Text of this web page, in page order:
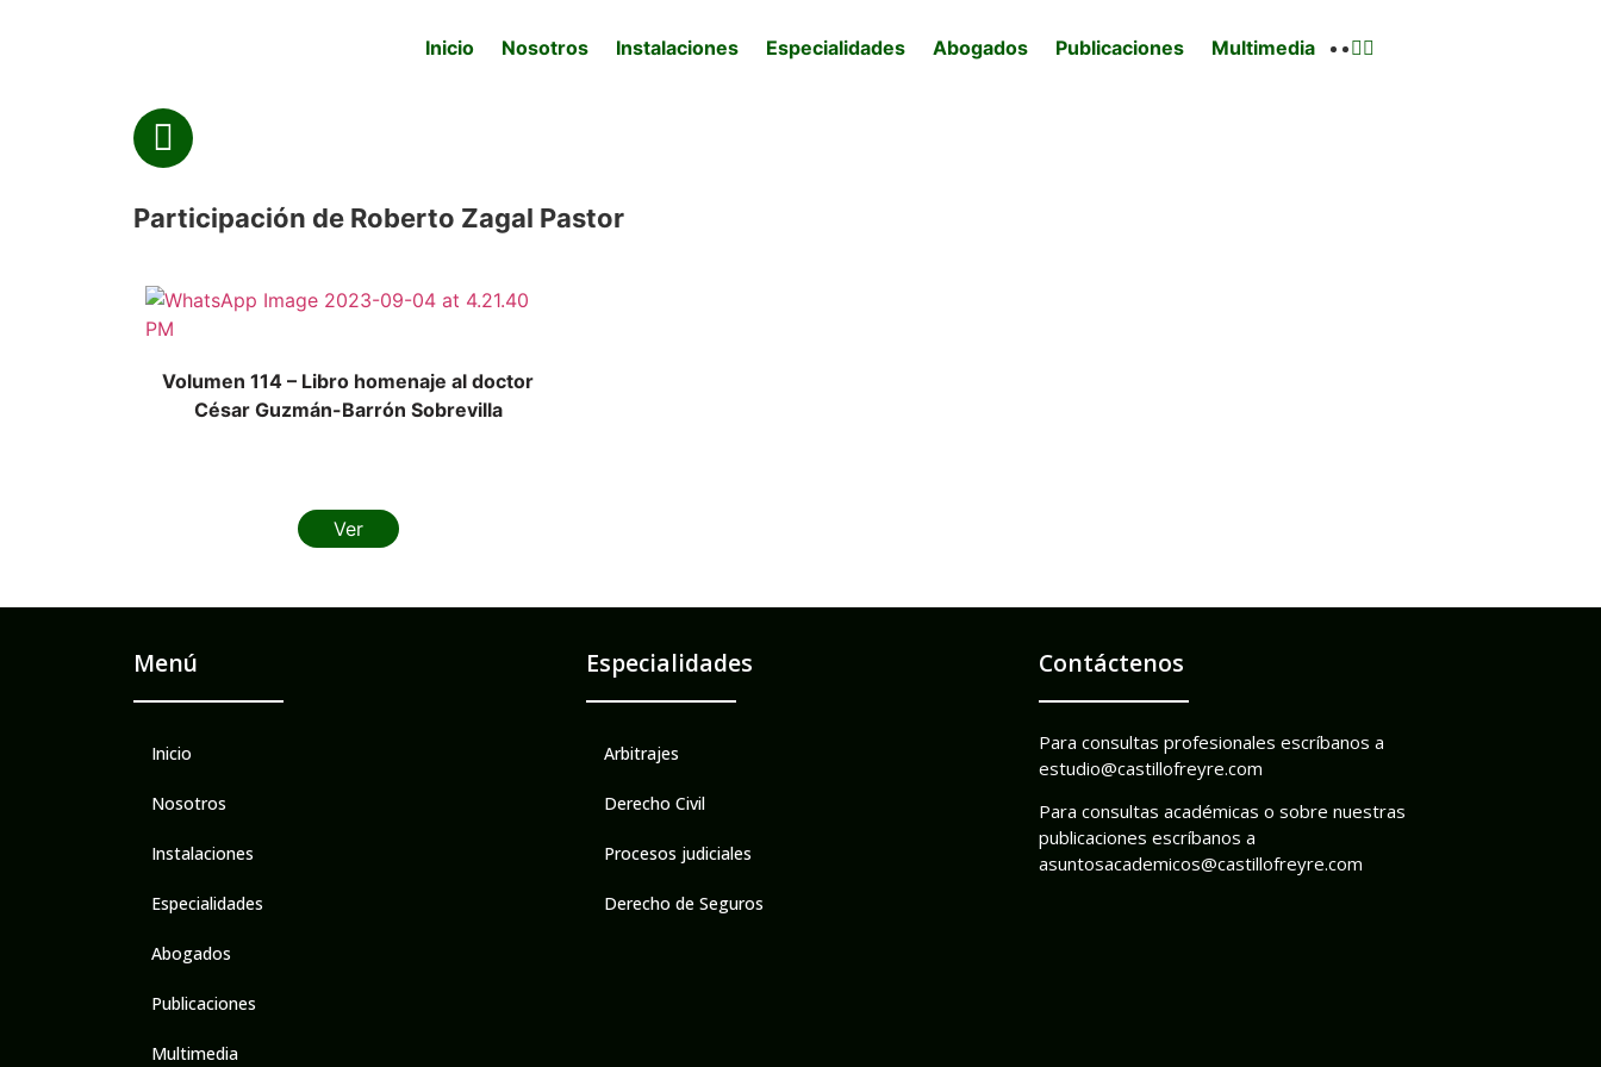
Inicio Nosotros Instalaciones Especialidades Abogados Publicaciones Multimedia
Participación de Roberto Zagal Pastor
Volumen 114 – Libro homenaje al doctor
César Guzmán-Barrón Sobrevilla
Ver
Menú
Inicio
Nosotros
Instalaciones
Especialidades
Abogados
Publicaciones
Multimedia
Especialidades
Arbitrajes
Derecho Civil
Procesos judiciales
Derecho de Seguros
Contáctenos
Para consultas profesionales escríbanos a
estudio@castillofreyre.com
Para consultas académicas o sobre nuestras
publicaciones escríbanos a
asuntosacademicos@castillofreyre.com